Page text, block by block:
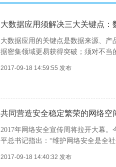
大数据应用须解决三大关键点：
大数据应用的关键点是数据来源、
据密集领域更易获得突破；须对不
2017-09-18 14:59:55 发布
共同营造安全稳定繁荣的网络空
2017年网络安全宣传周将拉开大幕
平总书记指出：“维护网络安全是全
2017-09-18 14:40:32 发布